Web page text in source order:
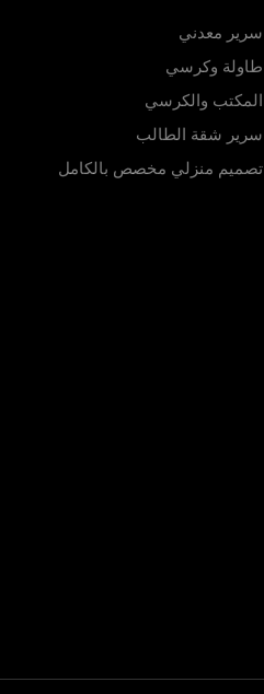
سرير معدني
طاولة وكرسي
المكتب والكرسي
سرير شقة الطالب
تصميم منزلي مخصص بالكامل